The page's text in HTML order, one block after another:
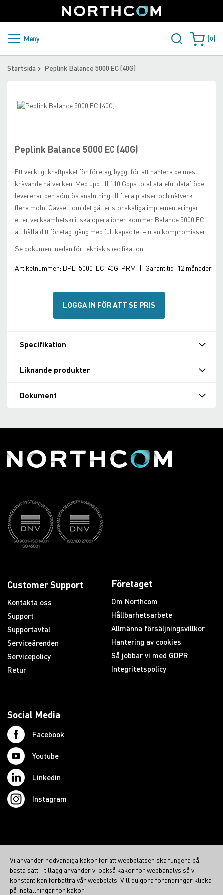
to
Content
Sweden
PRODUKTER OCH LÖSNINGAR
ÅTERFÖRSÄLJARE
Meny Varukorgen
0
Startsida Peplink Balance 5000 EC (40G)
Peplink Balance 5000 EC (40G)
Ett verkligt kraftpaket för företag, byggt för att hantera de mest
krävande nätverken. Med upp till 110 Gbps total stateful dataflöde
levererar den sömlös anslutning till flera platser och nätverk i
flera moln. Oavsett om det gäller storskaliga implementeringar
eller verksamhetskritiska operationer, kommer Balance 5000 EC
att hålla ditt företag igång med full kapacitet – utan kompromisser.
Se dokument nedan för teknisk specifikation.
Artikelnummer: BPL-5000-EC-40G-PRM | Garantitid: 12 månader
LOGGA IN FÖR ATT SE PRIS
Skip
of
the
gallery
beginning
of
images
gallery
Specifikation
Liknande produkter
Dokument
Customer Support
Kontakta oss
Support
Supportavtal
Serviceärenden
Servicepolicy
Retur
Företaget
Om Northcom
Hållbarhetsarbete
Allmänna försäljningsvillkor
Hantering av cookies
Så jobbar vi med GDPR
Integritetspolicy
Social Media
Facebook
Youtube
Linkedin
Instagram
northcom.no
northcom.dk
Vi använder nödvändiga kakor för att webbplatsen ska fungera på
bästa sätt. I tillägg använder vi också kakor för webbanalys så vi
konstant kan förbättra vår webbplats. Vill du göra förändringar klicka
på Inställningar för kakor.